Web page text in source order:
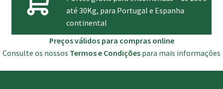
até 30Kg, para Portugal e Espanha
continental
Preços válidos para compras online
Consulte os nossos Termos e Condições para mais informações